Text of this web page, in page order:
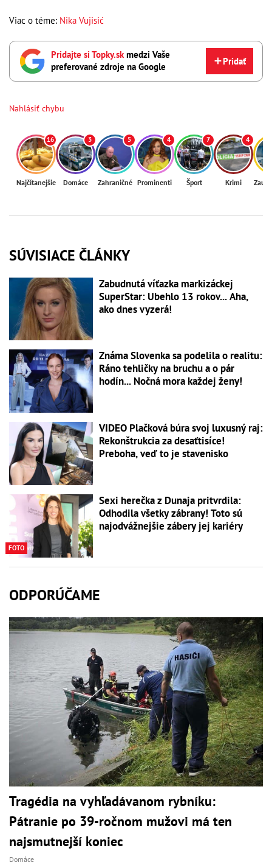
Viac o téme: Nika Vujisić
Pridajte si Topky.skmedzi Vaše
preferované zdroje na Google
Pridať
Nahlásiť chybu
16
Najčítanejšie
3
Domáce
5
Zahraničné
4
Prominenti
7
Šport
4
Krimi
SÚVISIACE ČLÁNKY
Zabudnutá víťazka markizáckej
SuperStar: Ubehlo 13 rokov... Aha,
ako dnes vyzerá!
Známa Slovenka sa podelila o realitu:
Ráno tehličky na bruchu a o pár
hodín... Nočná mora každej ženy!
VIDEO Plačková búra svoj luxusný raj:
Rekonštrukcia za desaťtisíce!
Preboha, veď to je stavenisko
FOTO
Sexi herečka z Dunaja pritvrdila:
Odhodila všetky zábrany! Toto sú
najodvážnejšie zábery jej kariéry
ODPORÚČAME
Tragédia na vyhľadávanom rybníku:
Pátranie po 39-ročnom mužovi má ten
najsmutnejší koniec
Domáce